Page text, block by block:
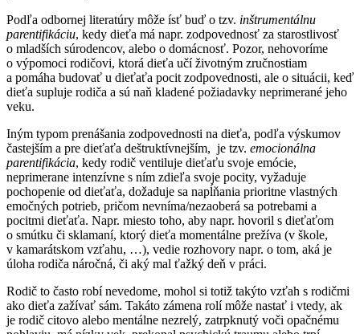
Podľa odbornej literatúry môže ísť buď o tzv. inštrumentálnu
parentifikáciu, kedy dieťa má napr. zodpovednosť za starostlivosť
o mladších súrodencov, alebo o domácnosť. Pozor, nehovoríme
o výpomoci rodičovi, ktorá dieťa učí životným zručnostiam
a pomáha budovať u dieťaťa pocit zodpovednosti, ale o situácii, keď
dieťa supluje rodiča a sú naň kladené požiadavky neprimerané jeho
veku.
Iným typom prenášania zodpovednosti na dieťa, podľa výskumov
častejším a pre dieťaťa deštruktívnejším, je tzv. emocionálna
parentifikácia, kedy rodič ventiluje dieťaťu svoje emócie,
neprimerane intenzívne s ním zdieľa svoje pocity, vyžaduje
pochopenie od dieťaťa, dožaduje sa napĺňania prioritne vlastných
emočných potrieb, pričom nevníma/nezaoberá sa potrebami a
pocitmi dieťaťa. Napr. miesto toho, aby napr. hovoril s dieťaťom
o smútku či sklamaní, ktorý dieťa momentálne prežíva (v škole,
v kamarátskom vzťahu, …), vedie rozhovory napr. o tom, aká je
úloha rodiča náročná, či aký mal ťažký deň v práci.
Rodič to často robí nevedome, mohol si totiž takýto vzťah s rodičmi
ako dieťa zažívať sám. Takáto zámena rolí môže nastať i vtedy, ak
je rodič citovo alebo mentálne nezrelý, zatrpknutý voči opačnému